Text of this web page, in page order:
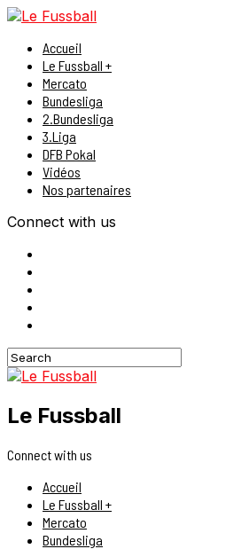
Accueil
Le Fussball +
Mercato
Bundesliga
2.Bundesliga
3.Liga
DFB Pokal
Vidéos
Nos partenaires
Connect with us
Le Fussball
Connect with us
Accueil
Le Fussball +
Mercato
Bundesliga